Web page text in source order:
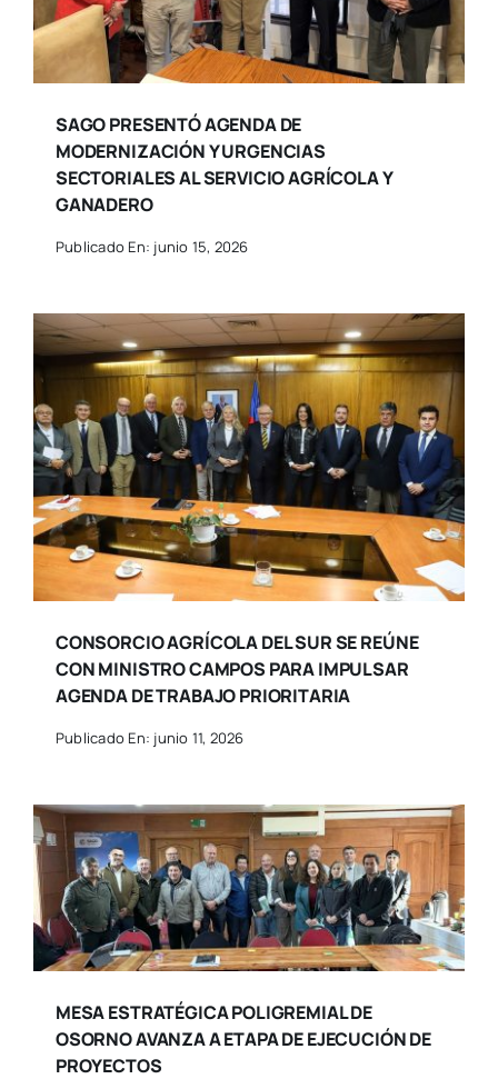
SAGO PRESENTÓ AGENDA DE
MODERNIZACIÓN Y URGENCIAS
SECTORIALES AL SERVICIO AGRÍCOLA Y
GANADERO
Publicado En: junio 15, 2026
CONSORCIO AGRÍCOLA DEL SUR SE REÚNE
CON MINISTRO CAMPOS PARA IMPULSAR
AGENDA DE TRABAJO PRIORITARIA
Publicado En: junio 11, 2026
MESA ESTRATÉGICA POLIGREMIAL DE
OSORNO AVANZA A ETAPA DE EJECUCIÓN DE
PROYECTOS